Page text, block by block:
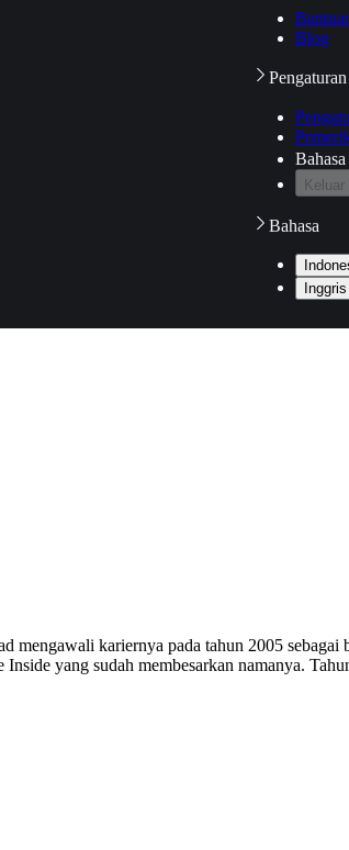
Blog
Pengaturan
Bahasa
Bahasa
Inggris
mengawali kariernya pada tahun 2005
yang sudah membesarkan namanya.